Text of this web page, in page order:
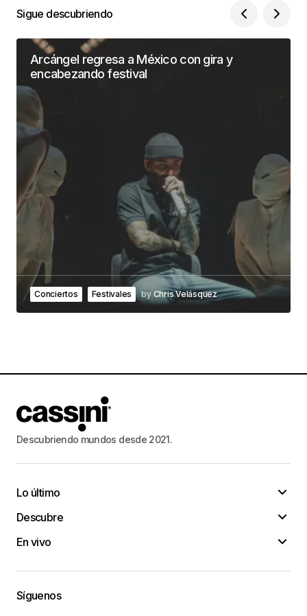
Sigue descubriendo
Arcángel regresa a México con gira y
encabezando festival
Conciertos Festivales by Chris Velásquez
Descubriendo mundos desde 2021.
Lo último
Descubre
En vivo
Síguenos